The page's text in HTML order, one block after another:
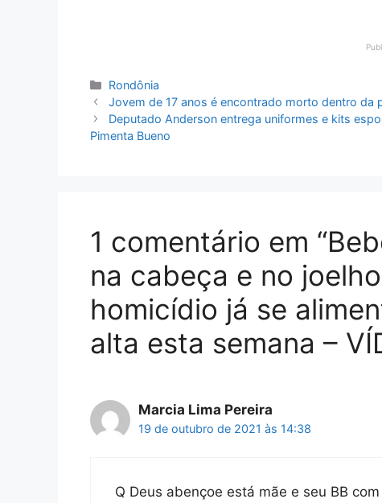
Categorias
Rondônia
Jovem de 17 anos é encontrado morto dentro da
Deputado Anderson entrega uniformes e kits
Pimenta Bueno
1 comentário em
na cabeça e no
homicídio já se
alta esta semana –
Marcia Lima Pereira
19 de outubro de 2021 às 14:38
Q Deus abençoe está mãe e seu BB